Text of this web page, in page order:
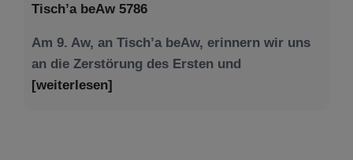
Tisch’a beAw 5786
Am 9. Aw, an Tisch’a beAw, erinnern wir uns
an die Zerstörung des Ersten und
[weiterlesen]